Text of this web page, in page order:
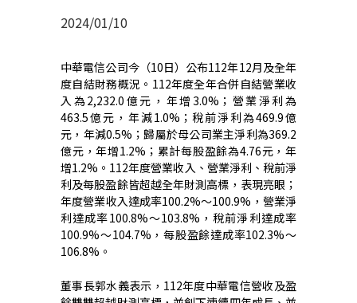
2024/01/10
中華電信公司今（10日）公布112年12月及全年
度自結財務概況。 112年度全年合併自結營業收
入為2,232.0 億元，年增 3.0% ；營業淨利為
463.5億元，年減1.0% ；稅前淨利為469.9億
元，年減0.5% ；歸屬於母公司業主淨利為369.2
億元，年增1.2% ；累計每股盈餘為4.76元，年
增1.2% 。 112年度營業收入、營業淨利、稅前淨
利及每股盈餘皆超越全年財測高標，表現亮眼；
年度營業收入達成率100.2%～100.9% ，營業淨
利達成率100.8%～103.8% ，稅前淨利達成率
100.9%～104.7% ，每股盈餘達成率102.3%～
106.8% 。
董事長郭水義表示， 112年度中華電信營收及盈